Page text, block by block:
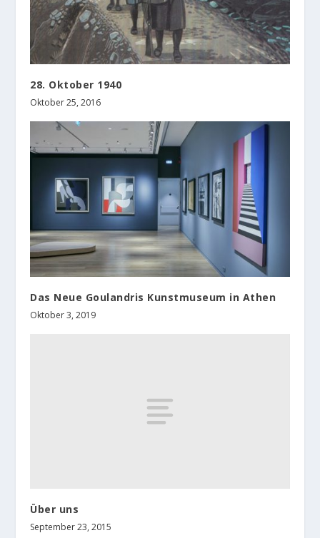
28. Oktober 1940
Oktober 25, 2016
Das Neue Goulandris Kunstmuseum in Athen
Oktober 3, 2019
Über uns
September 23, 2015